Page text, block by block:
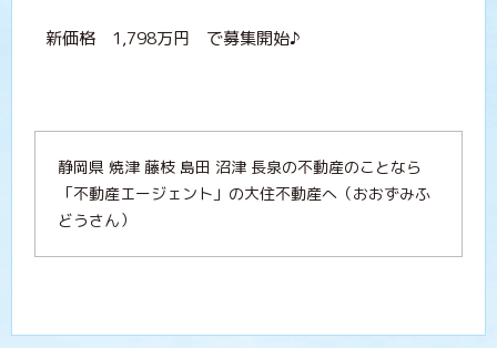
新価格 1,798万円 で募集開始♪
静岡県 焼津 藤枝 島田 沼津 長泉の不動産のことなら
「不動産エージェント」の大住不動産へ（おおずみふ
どうさん）